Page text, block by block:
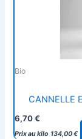
Bio
CANNELLE
6,70€
Prix au kilo 134,00€